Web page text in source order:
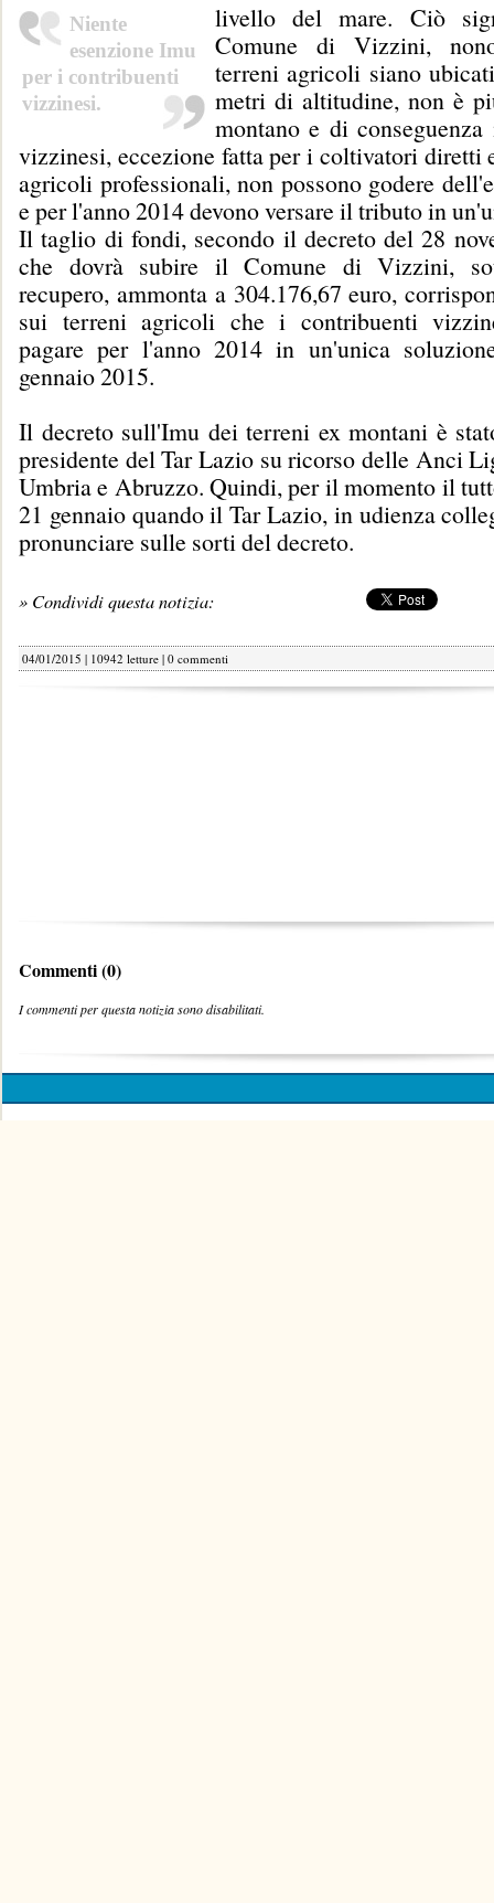
Niente
esenzione Imu
per i contribuenti
vizzinesi.
livello del mare. Ciò
Comune di Vizzini,
terreni agricoli siano
metri di altitudine, non è
montano e di
vizzinesi, eccezione fatta per i coltivatori diretti
agricoli professionali, non possono godere
e per l'anno 2014 devono versare il tributo in
Il taglio di fondi, secondo il decreto del 28
che dovrà subire il Comune di Vizzini,
recupero, ammonta a 304.176,67 euro,
sui terreni agricoli che i contribuenti
pagare per l'anno 2014 in un'unica
gennaio 2015.
Il decreto sull'Imu dei terreni ex montani è
presidente del Tar Lazio su ricorso delle Anci
Umbria e Abruzzo. Quindi, per il momento il
21 gennaio quando il Tar Lazio, in udienza
pronunciare sulle sorti del decreto.
» Condividi questa notizia:
04/01/2015 | 10942 letture | 0 commenti
Commenti (0)
I commenti per questa notizia sono disabilitati.